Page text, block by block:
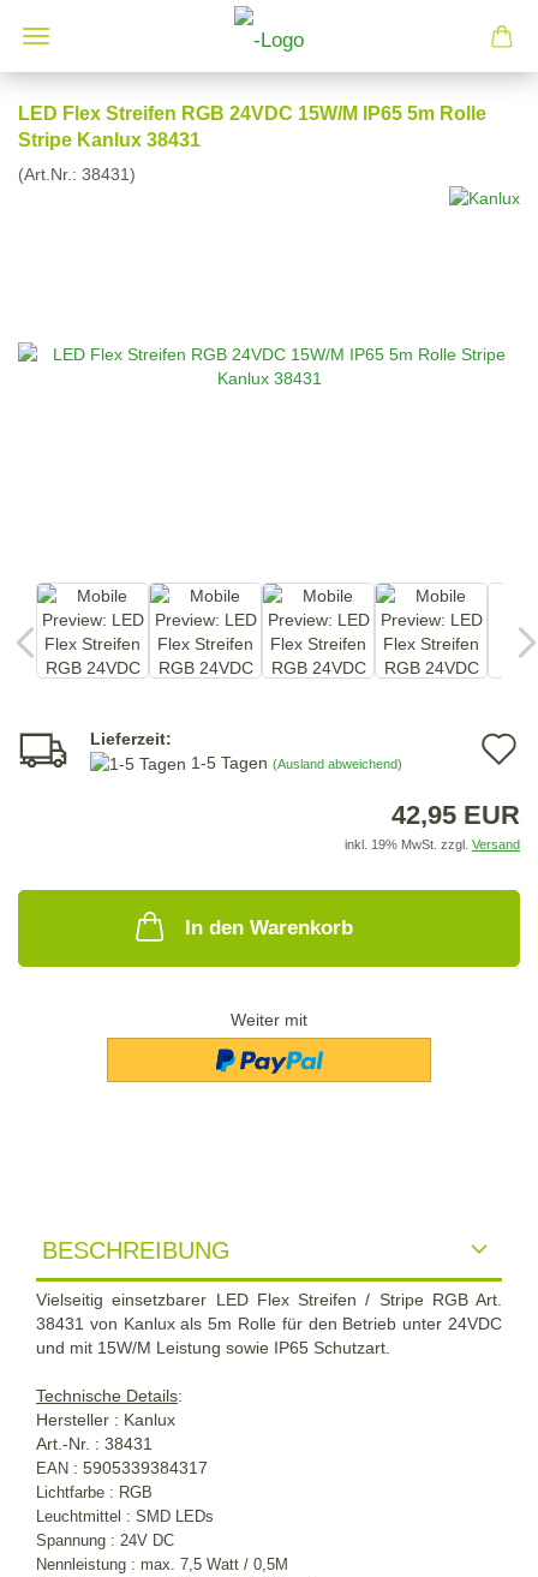
LED Flex Streifen RGB 24VDC 15W/M IP65 5m Rolle
Stripe Kanlux 38431
(Art.Nr.: 38431)
Lieferzeit:
1-5 Tagen (Ausland abweichend)
42,95 EUR
inkl. 19% MwSt. zzgl. Versand
In den Warenkorb
Weiter mit
BESCHREIBUNG
Vielseitig einsetzbarer LED Flex Streifen / Stripe RGB Art.
38431 von Kanlux als 5m Rolle für den Betrieb unter 24VDC
und mit 15W/M Leistung sowie IP65 Schutzart.
Technische Details:
Hersteller : Kanlux
Art.-Nr. : 38431
EAN : 5905339384317
Lichtfarbe : RGB
Leuchtmittel : SMD LEDs
Spannung : 24V DC
Nennleistung : max. 7,5 Watt / 0,5M